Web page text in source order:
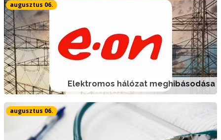
Elektromos hálózat meghibásodása
augusztus 06.
augusztus 06.